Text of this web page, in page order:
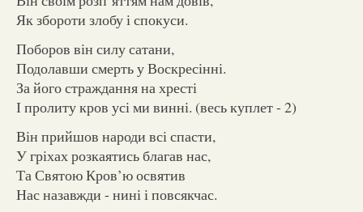
Як збороти злобу і спокуси.
Поборов він силу сатани,
Подолавши смерть у Воскресінні.
За його страждання на хресті
І пролиту кров усі ми винні. (весь куплет - 2)
Він прийшов народи всі спасти,
У гріхах розкаятись благав нас,
Та Святою Кров’ю освятив
Нас назавжди - нині і повсякчас.